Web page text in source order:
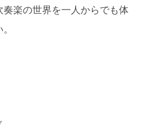
楽の世界を一人からでも体